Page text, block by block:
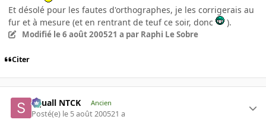
Et désolé pour les fautes d'orthographes, je les corrigerais au
fur et à mesure (et en rentrant de teuf ce soir, donc
).
Modifié le 6 août 200521 a par Raphi Le Sobre
Citer
Squall NTCK Ancien
Posté(e) le 5 août 200521 a